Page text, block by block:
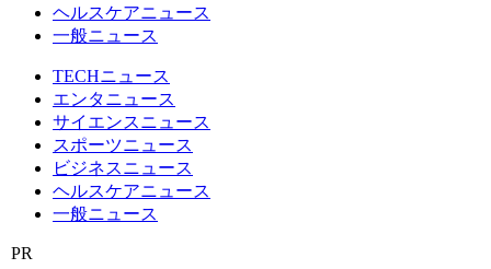
ヘルスケアニュース
一般ニュース
TECHニュース
エンタニュース
サイエンスニュース
スポーツニュース
ビジネスニュース
ヘルスケアニュース
一般ニュース
PR